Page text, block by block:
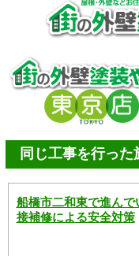
同じ工事を行った
船橋市二和東で進ん
接補修による安全対策